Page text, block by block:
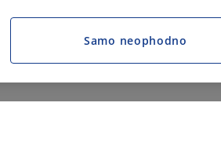
Samo neophodno